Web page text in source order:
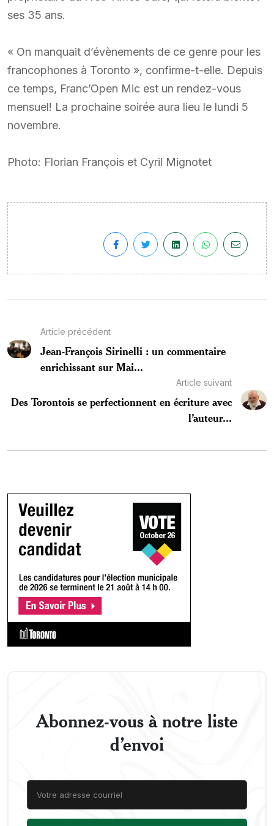
ses 35 ans.
« On manquait d’évènements de ce genre pour les
francophones à Toronto », confirme-t-elle. Depuis
ce temps, Franc’Open Mic est un rendez-vous
mensuel! La prochaine soirée aura lieu le lundi 5
novembre.
Photo: Florian François et Cyril Mignotet
Article précédent
Jean-François Sirinelli : un commentaire
enrichissant sur Mai...
Article suivant
Des Torontois se perfectionnent en écriture avec
l’auteur...
Abonnez-vous à notre liste
d’envoi